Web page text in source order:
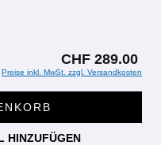
CHF 289.00
Preise inkl. MwSt. zzgl. Versandkosten
HINZUFÜGEN